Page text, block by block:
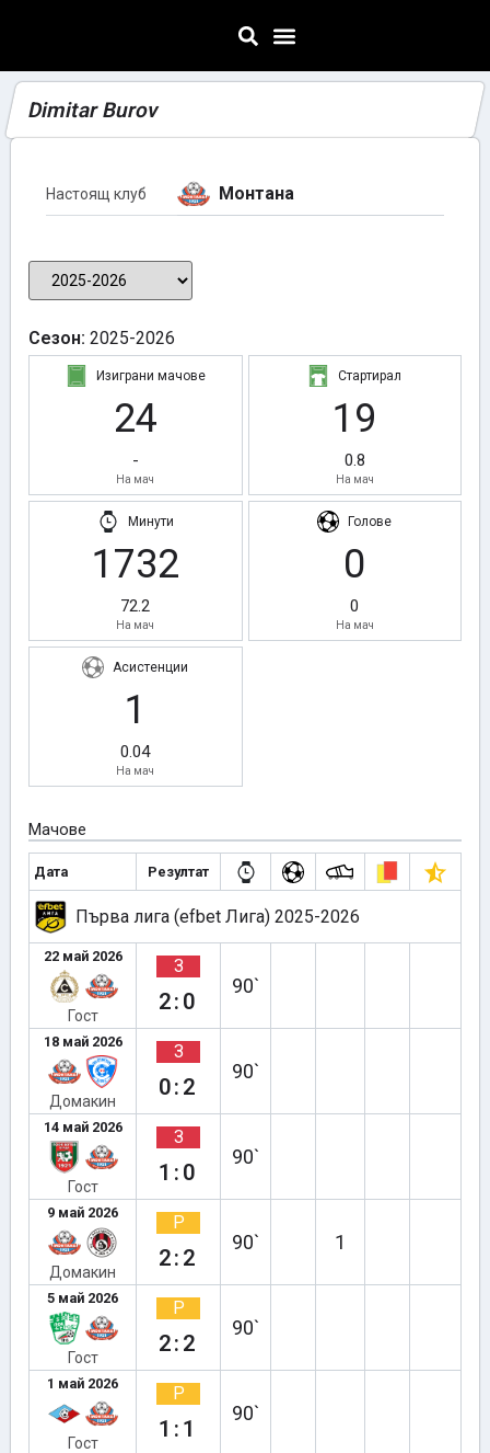
Dimitar Burov
Настоящ клуб Монтана
Сезон: 2025-2026
Изиграни мачове
24
-
На мач
Стартирал
19
0.8
На мач
Минути
1732
72.2
На мач
Голове
0
0
На мач
Асистенции
1
0.04
На мач
Мачове
Дата Резултат
Първа лига (efbet Лига) 2025-2026
22 май 2026
Гост
З
2:0
90`
18 май 2026
Домакин
З
0:2
90`
14 май 2026
Гост
З
1:0
90`
9 май 2026
Домакин
Р
2:2
90` 1
5 май 2026
Гост
Р
2:2
90`
1 май 2026
Гост
Р
1:1
90`